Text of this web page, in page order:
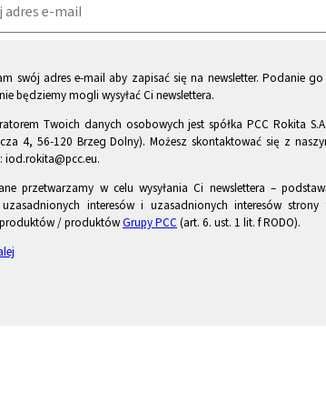
swój adres e-mail aby zapisać się na newsletter. Podanie
będziemy mogli wysyłać Ci newslettera.
Twoich danych osobowych jest spółka PCC Rokita
4, 56-120 Brzeg Dolny). Możesz skontaktować się z
iod.rokita@pcc.eu.
przetwarzamy w celu wysyłania Ci newslettera –
interesów i uzasadnionych interesów
/ produktówGrupy PCC (art. 6. ust. 1 lit. f RODO).